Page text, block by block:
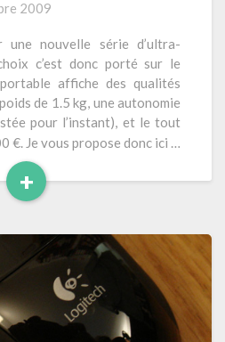
2009
nouvelle série d’ultra-
c’est donc porté sur le
affiche des qualités
de 1.5 kg, une autonomie
pour l’instant), et le tout
€. Je vous propose donc ici …
+
L
e
l
a